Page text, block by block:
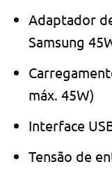
Adaptador
Samsung
máx. 45W)
Interface
Tensão de